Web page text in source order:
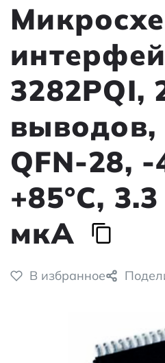
3282PQI,
выводов,
QFN-28, -
+85°C,
мкА
В избранное